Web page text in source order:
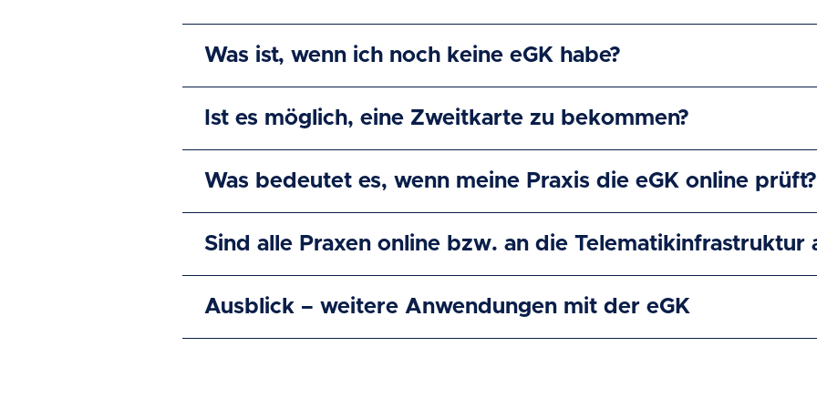
Was ist, wenn ich noch keine eGK habe?
Ist es möglich, eine Zweitkarte zu bekommen?
Was bedeutet es, wenn meine Praxis die eGK online prüft?
Sind alle Praxen online bzw. an die Telematikinfrastruktur
Ausblick – weitere Anwendungen mit der eGK